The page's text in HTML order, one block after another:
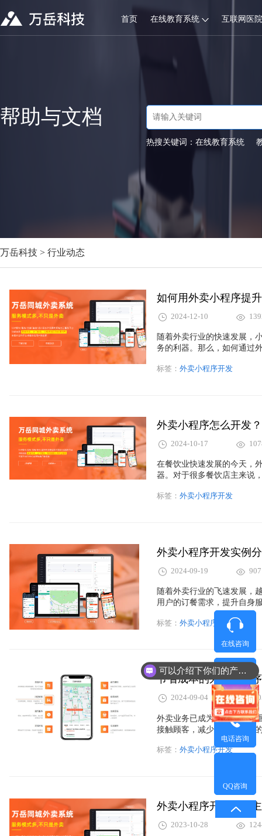
首页 在线教育系统 互联网医
帮助与文档
热搜关键词： 在线教育系统
万岳科技 > 行业动态
如何用外卖小程序提
2024-12-10
随着外卖行业的快速发展，
务的利器。那么，如何通过
标签： 外卖小程序开发
外卖小程序怎么开发
2024-10-17
在餐饮业快速发展的今天，
器。对于很多餐饮店主来说
零开始，快速开发一个外卖
标签： 外卖小程序开发
外卖小程序开发实例
2024-09-19 907
随着外卖行业的飞速发展，
用户的订餐需求，提升自身
卖小程序呢？本文将通过实
标签： 外卖小程序开发
节省成本的外卖小程
2024-09-04
外卖业务已成为餐饮行业的
接触顾客，减少第三方平台
要选择合适的方案，就能在
本开发方案，供餐饮老板参
标签： 外卖小程序开发
外卖小程序开发：自
2023-10-28
在线咨询
微信咨询
电话咨询
QQ咨询
可以介绍下你们的产品么？